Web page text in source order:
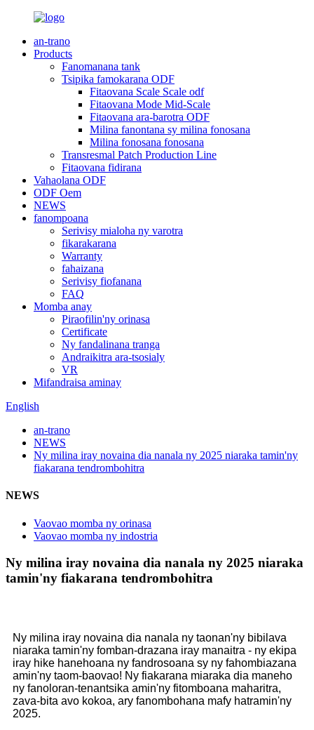
an-trano
Products
Fanomanana tank
Tsipika famokarana ODF
Fitaovana Scale Scale odf
Fitaovana Mode Mid-Scale
Fitaovana ara-barotra ODF
Milina fanontana sy milina fonosana
Milina fonosana fonosana
Transresmal Patch Production Line
Fitaovana fidirana
Vahaolana ODF
ODF Oem
NEWS
fanompoana
Serivisy mialoha ny varotra
fikarakarana
Warranty
fahaizana
Serivisy fiofanana
FAQ
Momba anay
Piraofilin'ny orinasa
Certificate
Ny fandalinana tranga
Andraikitra ara-tsosialy
VR
Mifandraisa aminay
English
an-trano
NEWS
Ny milina iray novaina dia nanala ny 2025 niaraka tamin'ny
fiakarana tendrombohitra
NEWS
Vaovao momba ny orinasa
Vaovao momba ny indostria
Ny milina iray novaina dia nanala ny 2025 niaraka
tamin'ny fiakarana tendrombohitra
Ny milina iray novaina dia nanala ny taonan'ny bibilava
niaraka tamin'ny fomban-drazana iray manaitra - ny ekipa
iray hike hanehoana ny fandrosoana sy ny fahombiazana
amin'ny taom-baovao! Ny fiakarana miaraka dia maneho
ny fanoloran-tenantsika amin'ny fitomboana maharitra,
zava-bita avo kokoa, ary fanombohana mafy hatramin'ny
2025.